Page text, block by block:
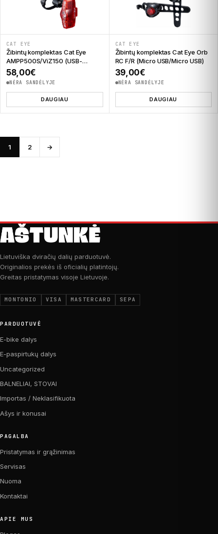
CAT EYE
Žibintų komplektas Cat Eye
AMPP500S/ViZ150 (USB-
C/Micro USB)
58,00€
NĖRA SANDĖLYJE
DAUGIAU
CAT EYE
Žibintų komplektas Cat Eye Orb
RC F/R (Micro USB/Micro USB)
39,00€
NĖRA SANDĖLYJE
DAUGIAU
1 2 →
Lietuviška dviračių dalių parduotuvė.
Originalios prekės iš oficialių platintojų.
Greitas pristatymas visoje Lietuvoje.
MONTONIO VISA MASTERCARD SEPA
PARDUOTUVĖ
E-bike dalys
E-paspirtukų dalys
Uncategorized
BALNELIAI, STOVAI
Importas / Neklasifikuota
Ašys ir konusai
PAGALBA
Pristatymas ir grąžinimas
Servisas
Nuoma
Kontaktai
APIE MUS